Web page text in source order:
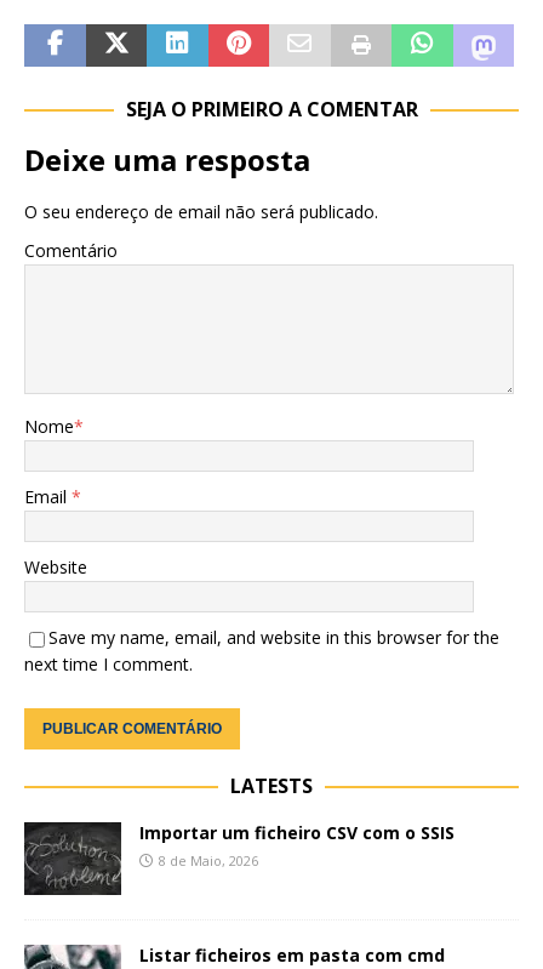
SEJA O PRIMEIRO A COMENTAR
Deixe uma resposta
O seu endereço de email não será publicado.
Comentário
Nome*
Email *
Website
Save my name, email, and website in this browser for the
next time I comment.
LATESTS
Importar um ficheiro CSV com o SSIS
8 de Maio, 2026
Listar ficheiros em pasta com cmd